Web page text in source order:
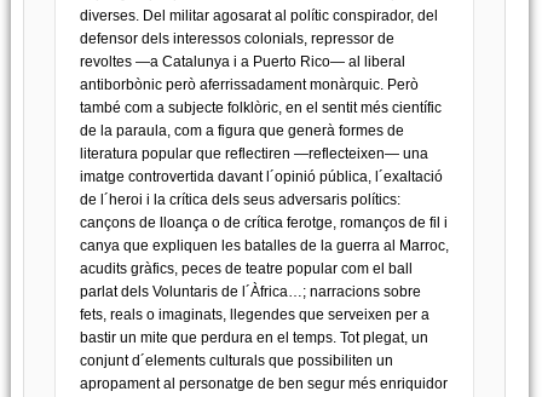
diverses. Del militar agosarat al polític conspirador, del
defensor dels interessos colonials, repressor de
revoltes —a Catalunya i a Puerto Rico— al liberal
antiborbònic però aferrissadament monàrquic. Però
també com a subjecte folklòric, en el sentit més científic
de la paraula, com a figura que generà formes de
literatura popular que reflectiren —reflecteixen— una
imatge controvertida davant l´opinió pública, l´exaltació
de l´heroi i la crítica dels seus adversaris polítics:
cançons de lloança o de crítica ferotge, romanços de fil i
canya que expliquen les batalles de la guerra al Marroc,
acudits gràfics, peces de teatre popular com el ball
parlat dels Voluntaris de l´Àfrica…; narracions sobre
fets, reals o imaginats, llegendes que serveixen per a
bastir un mite que perdura en el temps. Tot plegat, un
conjunt d´elements culturals que possibiliten un
apropament al personatge de ben segur més enriquidor